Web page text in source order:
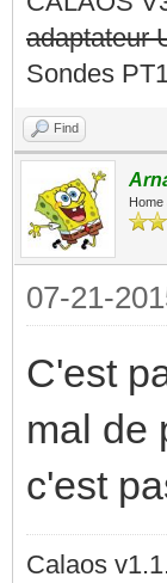
adaptateur
Sondes
Find
Home
07-21-
C'est
mal de
c'est
Calaos